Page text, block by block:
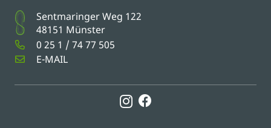
Sentmaringer Weg 122
48151 Münster
0 25 1 / 74 77 505
E-MAIL